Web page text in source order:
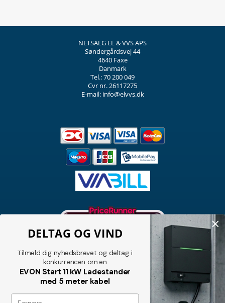
NETSALG EL & VVS APS
Søndergårdsvej 44
4640 Faxe
Danmark
Tel.: 70 200 049
Cvr nr. 26117275
E-mail: info@elvvs.dk
Nyhedsbrev
DELTAG OG VIND
Tilmeld dig nyhedsbrevet og deltag i
konkurrencen om en
EVON Start 11 kW Ladestander
med 5 meter kabel